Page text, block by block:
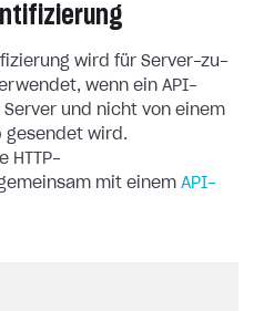
wird für Server-zu-
wenn ein API-
und nicht von einem
gesendet wird.
HTTP-
mit einem API-